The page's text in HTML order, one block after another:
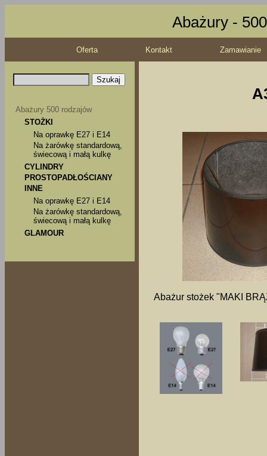
Abażury -
Oferta Kontakt Zamawianie
Abażury 500 rodzajów
STOŻKI
Na oprawkę E27 i E14
Na żarówkę standardową,
świecową i małą kulkę
CYLINDRY
PROSTOPADŁOŚCIANY
INNE
Na oprawkę E27 i E14
Na żarówkę standardową,
świecową i małą kulkę
GLAMOUR
Abażur stożek "MAKI